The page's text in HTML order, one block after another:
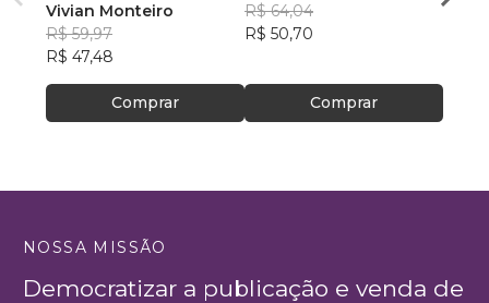
Vivian Monteiro
R$ 59,97
R$ 47,48
Comprar
R$ 64,04
R$ 50,70
Comprar
R$
NOSSA MISSÃO
Democratizar a publicação e venda de